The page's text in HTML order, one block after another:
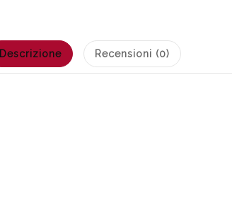
Descrizione Recensioni (0)